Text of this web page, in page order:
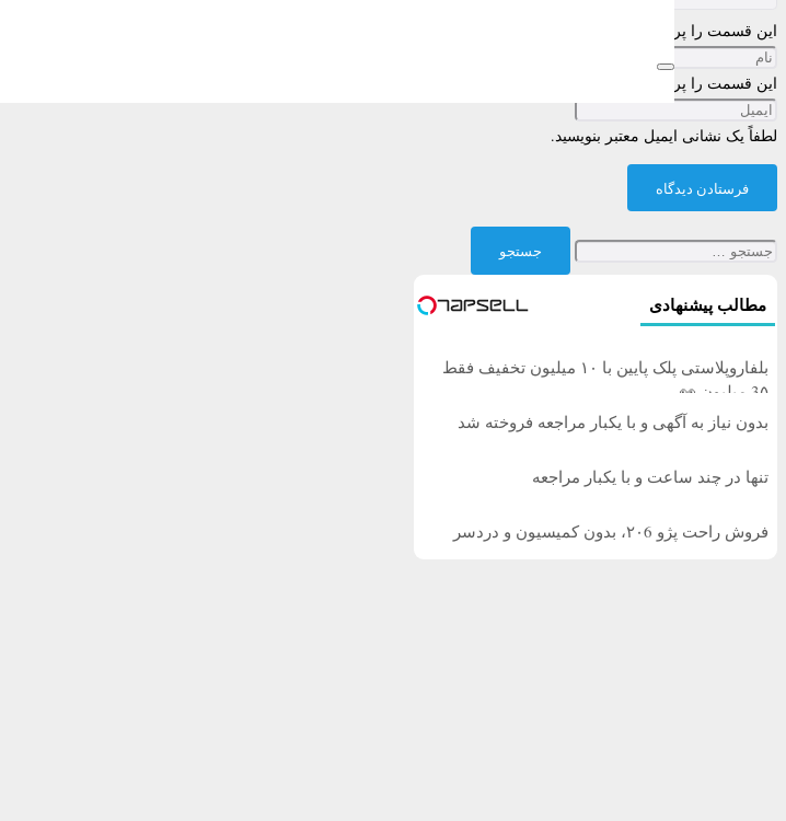
این قسمت را پر کنید
این قسمت را پر کنید
لطفاً یک نشانی ایمیل معتبر بنویسید.
فرستادن دیدگاه
جستجو
برای:
مطالب پیشنهادی
بلفاروپلاستی پلک پایین با ۱۰ میلیون تخفیف فقط
3۵ میلیون 👀
بدون نیاز به آگهی و با یکبار مراجعه فروخته شد
تنها در چند ساعت و با یکبار مراجعه
فروش راحت پژو ۲۰6، بدون کمیسیون و دردسر